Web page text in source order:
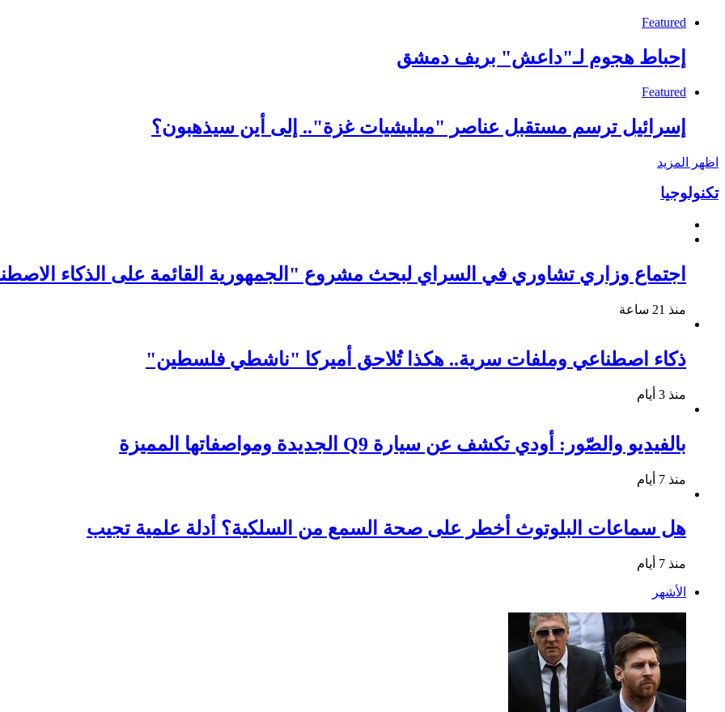
Featured
إحباط هجوم لـ"داعش" بريف دمشق
Featured
إسرائيل ترسم مستقبل عناصر "ميليشيات غزة".. إلى أين سيذهبون؟
اظهر المزيد
تكنولوجيا
اجتماع وزاري تشاوري في السراي لبحث مشروع "الجمهورية القائمة على الذكاء
منذ 21 ساعة
ذكاء اصطناعي وملفات سرية.. هكذا تُلاحق أميركا "ناشطي فلسطين"
منذ 3 أيام
بالفيديو والصّور: أودي تكشف عن سيارة Q9 الجديدة ومواصفاتها المميزة
منذ 7 أيام
هل سماعات البلوتوث أخطر على صحة السمع من السلكية؟ أدلة علمية تجيب
منذ 7 أيام
الأشهر